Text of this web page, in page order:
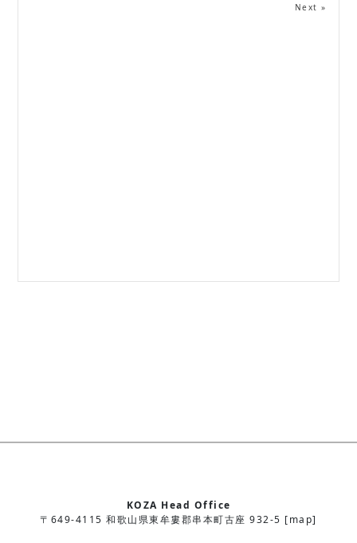
Next »
KOZA Head Office
〒649-4115 和歌山県東牟婁郡串本町古座 932-5 [map]